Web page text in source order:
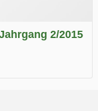
2/2015